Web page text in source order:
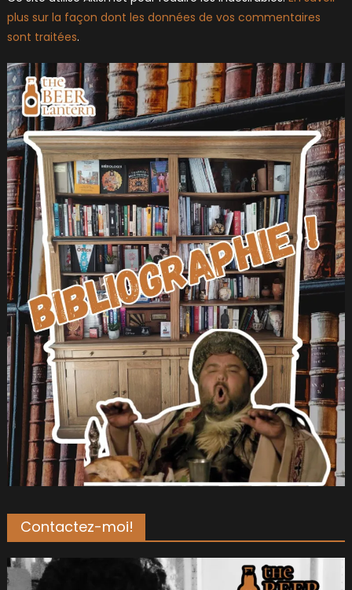
plus sur la façon dont les données de vos commentaires
sont traitées.
Contactez-moi!